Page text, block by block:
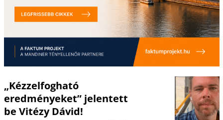
„Kézzelfogható
eredményeket” jelentett
be Vitézy Dávid!